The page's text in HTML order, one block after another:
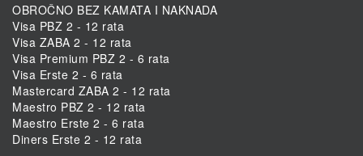
OBROČNO BEZ KAMATA I NAKNADA
Visa PBZ 2 - 12 rata
Visa ZABA 2 - 12 rata
Visa Premium PBZ 2 - 6 rata
Visa Erste 2 - 6 rata
Mastercard ZABA 2 - 12 rata
Maestro PBZ 2 - 12 rata
Maestro Erste 2 - 6 rata
Diners Erste 2 - 12 rata